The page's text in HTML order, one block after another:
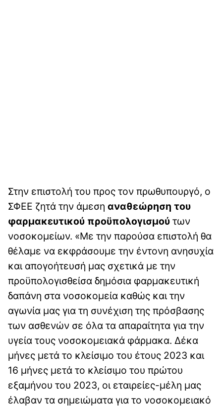
Στην επιστολή του προς τον πρωθυπουργό, ο
ΣΦΕΕ ζητά την άμεση αναθεώρηση του
φαρμακευτικού προϋπολογισμού των
νοσοκομείων. «Με την παρούσα επιστολή θα
θέλαμε να εκφράσουμε την έντονη ανησυχία
και απογοήτευσή μας σχετικά με την
προϋπολογισθείσα δημόσια φαρμακευτική
δαπάνη στα νοσοκομεία καθώς και την
αγωνία μας για τη συνέχιση της πρόσβασης
των ασθενών σε όλα τα απαραίτητα για την
υγεία τους νοσοκομειακά φάρμακα. Δέκα
μήνες μετά το κλείσιμο του έτους 2023 και
16 μήνες μετά το κλείσιμο του πρώτου
εξαμήνου του 2023, οι εταιρείες-μέλη μας
έλαβαν τα σημειώματα για το νοσοκομειακό